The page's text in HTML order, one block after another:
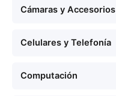
Cámaras y Accesorios
Celulares y Telefonía
Computación